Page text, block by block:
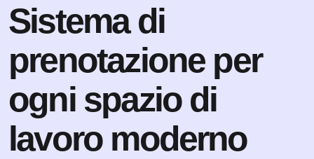
Sistema di
prenotazione per
ogni spazio di
lavoro moderno